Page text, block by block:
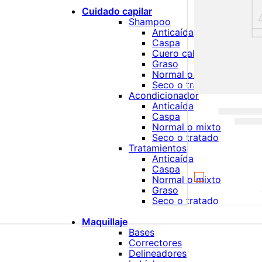
Cuidado capilar
Shampoo
Anticaída
Caspa
Cuero cabelludo sensible
Graso
Normal o mixto
Seco o tratado
Acondicionador
Anticaída
Caspa
Normal o mixto
Seco o tratado
Tratamientos
Anticaída
Caspa
Normal o mixto
Graso
Seco o tratado
Maquillaje
Bases
Correctores
Delineadores